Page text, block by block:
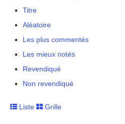
Titre
Aléatoire
Les plus commentés
Les mieux notés
Revendiqué
Non revendiqué
Liste Grille